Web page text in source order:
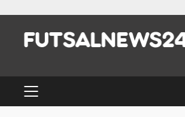
content
PRIMARY
MENU